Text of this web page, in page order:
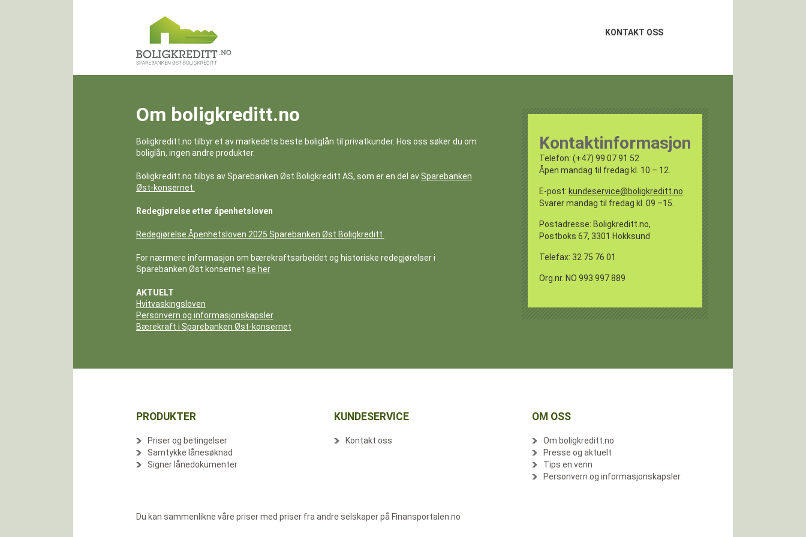
KONTAKT OSS
Om boligkreditt.no
Boligkreditt.no tilbyr et av markedets beste boliglån til privatkunder. Hos oss søker du om
boliglån, ingen andre produkter.
Boligkreditt.no tilbys av Sparebanken Øst Boligkreditt AS, som er en del av Sparebanken
Øst-konsernet.
Redegjørelse etter åpenhetsloven
Redegjørelse Åpenhetsloven 2025 Sparebanken Øst Boligkreditt
For nærmere informasjon om bærekraftsarbeidet og historiske redegjørelser i
Sparebanken Øst konsernet se her
AKTUELT
Hvitvaskingsloven
Personvern og informasjonskapsler
Bærekraft i Sparebanken Øst-konsernet
Kontaktinformasjon
Telefon: (+47) 99 07 91 52
Åpen mandag til fredag kl. 10 – 12.
E-post: kundeservice@boligkreditt.no
Svarer mandag til fredag kl. 09 –15.
Postadresse: Boligkreditt.no,
Postboks 67, 3301 Hokksund
Telefax: 32 75 76 01
Org.nr. NO 993 997 889
PRODUKTER
Priser og betingelser
Samtykke lånesøknad
Signer lånedokumenter
KUNDESERVICE
Kontakt oss
OM OSS
Om boligkreditt.no
Presse og aktuelt
Tips en venn
Personvern og informasjonskapsler
Du kan sammenlikne våre priser med priser fra andre selskaper på Finansportalen.no